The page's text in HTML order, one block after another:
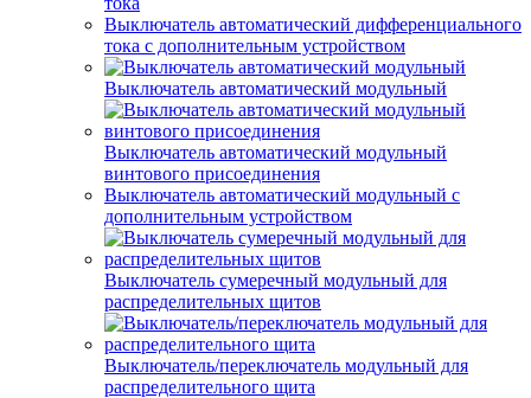
Выключатель автоматический дифференциального
тока с дополнительным устройством
Выключатель автоматический модульный
Выключатель автоматический модульный
винтового присоединения
Выключатель автоматический модульный с
дополнительным устройством
Выключатель сумеречный модульный для
распределительных щитов
Выключатель/переключатель модульный для
распределительного щита